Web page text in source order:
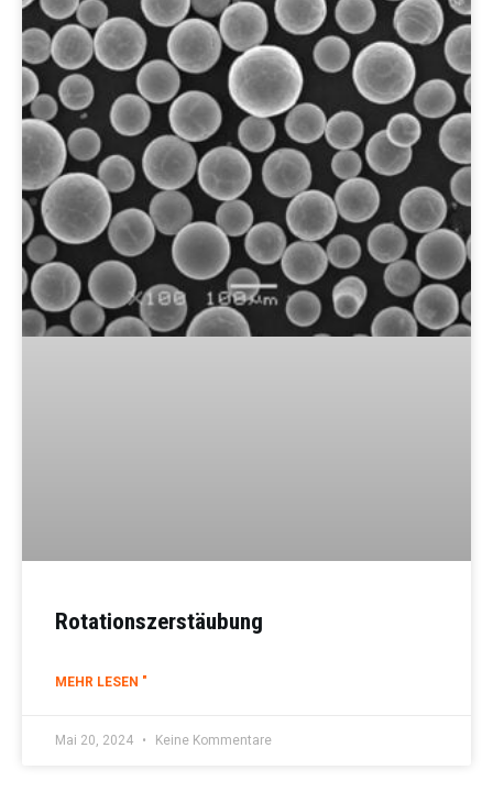
Rotationszerstäubung
MEHR LESEN "
Mai 20, 2024 Keine Kommentare